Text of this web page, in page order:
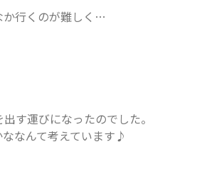
か行くのが難しく…
す運びになったのでした。
なんて考えています♪